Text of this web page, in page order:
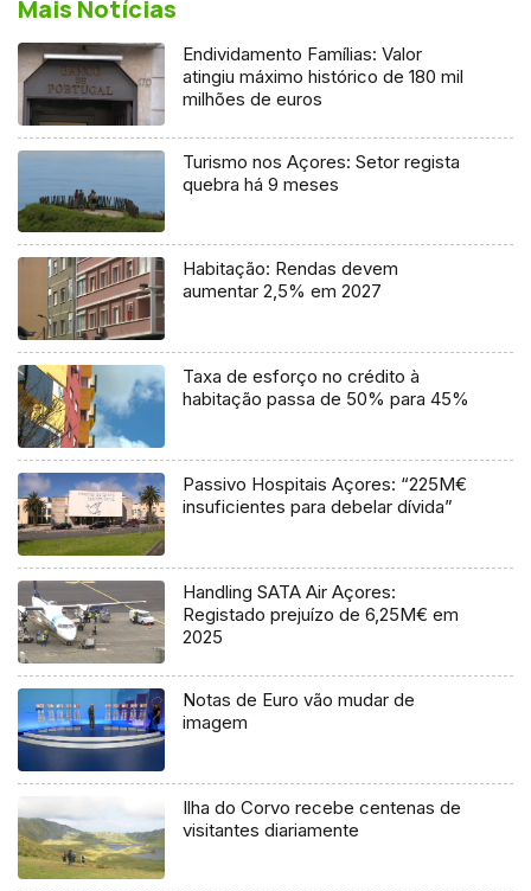
Mais Notícias
Endividamento Famílias: Valor
atingiu máximo histórico de 180 mil
milhões de euros
Turismo nos Açores: Setor regista
quebra há 9 meses
Habitação: Rendas devem
aumentar 2,5% em 2027
Taxa de esforço no crédito à
habitação passa de 50% para 45%
Passivo Hospitais Açores: “225M€
insuficientes para debelar dívida”
Handling SATA Air Açores:
Registado prejuízo de 6,25M€ em
2025
Notas de Euro vão mudar de
imagem
Ilha do Corvo recebe centenas de
visitantes diariamente